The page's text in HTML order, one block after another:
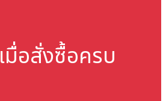
เมื่อสั่งซื้อครบ